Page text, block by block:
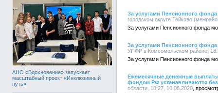
АНО «Вдохновение» запускает
масштабный проект «Инклюзивный
путь»
За услугами Пенсионного
городском округе Тейково
За услугами Пенсионного фонда
За услугами Пенсионного
УПФР в Комсомольском районе,
За услугами Пенсионного фонда
Ежемесячные денежные
фондом РФ устанавливаются
области, 18:27, 10.08.2020